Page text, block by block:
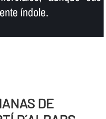
í­ndole.
DE